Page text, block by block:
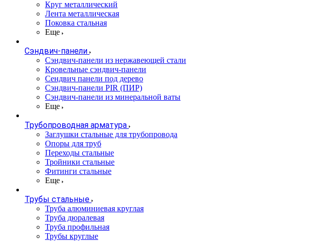
Круг металлический
Лента металлическая
Поковка стальная
Еще
Сэндвич-панели
Cэндвич-панели из нержавеющей стали
Кровельные сэндвич-панели
Сендвич панели под дерево
Сэндвич-панели PIR (ПИР)
Сэндвич-панели из минеральной ваты
Еще
Трубопроводная арматура
Заглушки стальные для трубопровода
Опоры для труб
Переходы стальные
Тройники стальные
Фитинги стальные
Еще
Трубы стальные
Труба алюминиевая круглая
Труба дюралевая
Труба профильная
Трубы круглые